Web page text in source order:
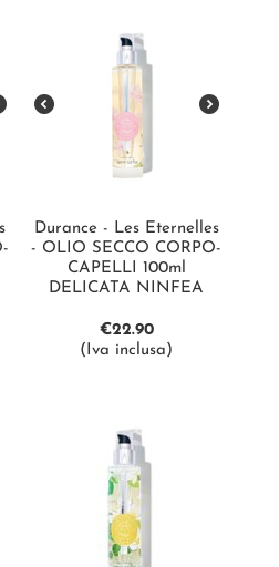
Durance - Les Eternelles
- OLIO SECCO CORPO-
CAPELLI 100ml
DELICATA NINFEA
€22.90
(Iva inclusa)